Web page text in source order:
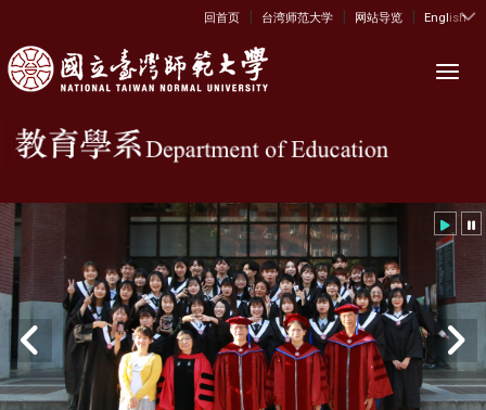
:::
回首页 | 台湾师范大学 | 网站导览 | English